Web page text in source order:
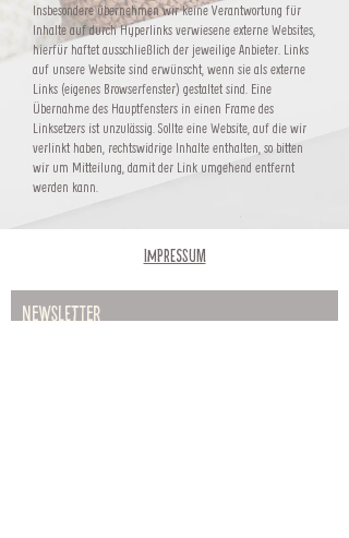
Insbesondere übernehmen wir keine Verantwortung für
Inhalte auf durch Hyperlinks verwiesene externe Websites,
hierfür haftet ausschließlich der jeweilige Anbieter. Links
auf unsere Website sind erwünscht, wenn sie als externe
Links (eigenes Browserfenster) gestaltet sind. Eine
Übernahme des Hauptfensters in einen Frame des
Linksetzers ist unzulässig. Sollte eine Website, auf die wir
verlinkt haben, rechtswidrige Inhalte enthalten, so bitten
wir um Mitteilung, damit der Link umgehend entfernt
werden kann.
Impressum
Newsletter